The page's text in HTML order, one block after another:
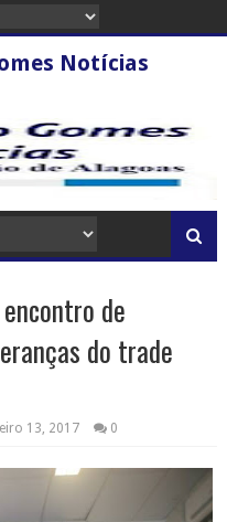
Notícias
de
do trade
13, 2017 0